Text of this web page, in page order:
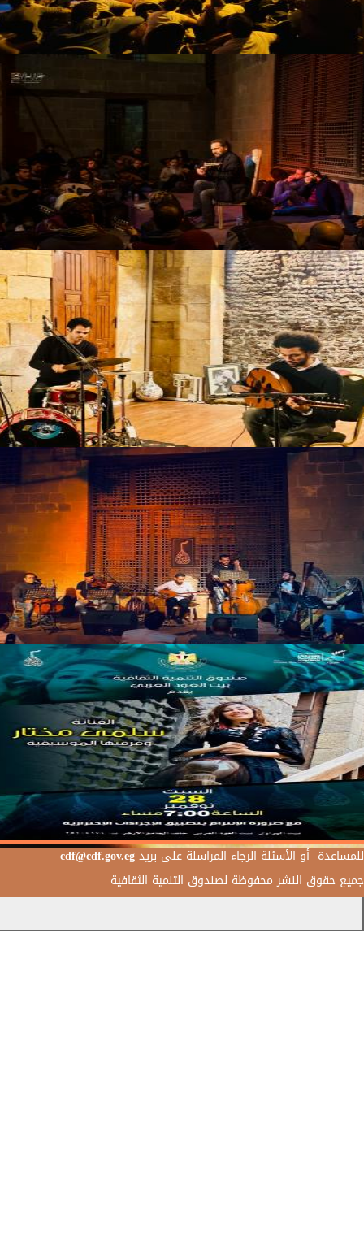
للمساعدة أو الأسئلة الرجاء المراسلة على بريدcdf@cdf.gov.eg
جميع حقوق النشر محفوظة لصندوق التنمية الثقافية